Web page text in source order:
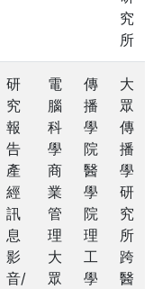
究
所
研
究
報
告
產
經
訊
息
影
音/
電
腦
科
學
商
業
管
理
大
眾
傳
播
學
院
醫
學
院
理
工
學
大
眾
傳
播
學
研
究
所
跨
醫